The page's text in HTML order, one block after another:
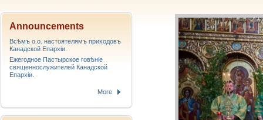
Announcements
Всѣмъ о.о. настоятелямъ приходовъ
Канадской Епархiи.
Ежегодное Пастырское говѣніе
священнослужителей Канадской
Епархіи.
More